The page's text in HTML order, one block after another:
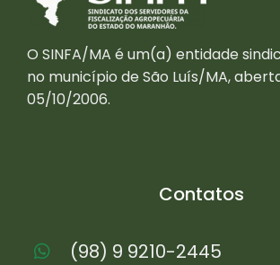
O SINFA/MA é um(a) entidade
no município de São Luís/MA,
05/10/2006.
Contatos
(98) 9 9210-2445